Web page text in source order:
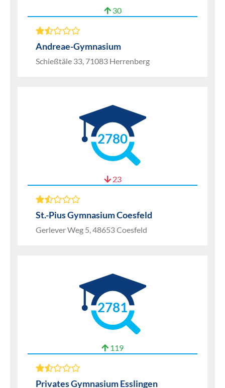
30
Andreae-Gymnasium
Schießtäle 33, 71083 Herrenberg
2780
23
St.-Pius Gymnasium Coesfeld
Gerlever Weg 5, 48653 Coesfeld
2781
119
Privates Gymnasium Esslingen